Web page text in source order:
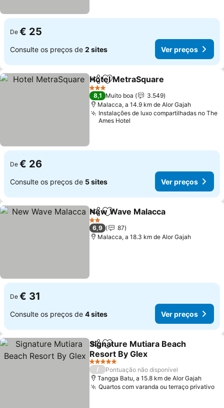
De € 25
Consulte os preços de 2 sites Ver preços
PartilharAdicionar aos favoritos
Hotel MetraSquare
3 Estrelas
8,1 Muito boa
3.549
Malacca, a 14.9 km de Alor Gajah
Instalações de luxo compartilhadas no The
Ames Hotel
De € 26
Consulte os preços de 5 sites Ver preços
PartilharAdicionar aos favoritos
New Wave Malacca
2 Estrelas
6,9
87
Malacca, a 18.3 km de Alor Gajah
De € 31
Consulte os preços de 4 sites Ver preços
PartilharAdicionar aos favoritos
Signature Mutiara Beach
Resort By Glex
Ver preços
5 Estrelas
/
Pontuação não disponível
Tangga Batu, a 15.8 km de Alor Gajah
Quartos com varanda ou terraço privativo